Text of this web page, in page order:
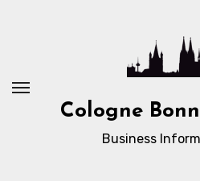
Cologne
Business